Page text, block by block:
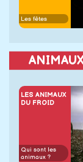
Les fêtes
LES ANIMAUX
DU FROID
Qui sont les
animaux ?